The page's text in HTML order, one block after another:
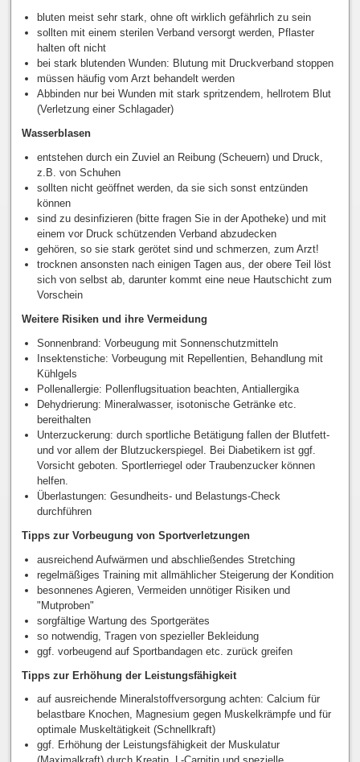
bluten meist sehr stark, ohne oft wirklich gefährlich zu sein
sollten mit einem sterilen Verband versorgt werden, Pflaster
halten oft nicht
bei stark blutenden Wunden: Blutung mit Druckverband stoppen
müssen häufig vom Arzt behandelt werden
Abbinden nur bei Wunden mit stark spritzendem, hellrotem Blut
(Verletzung einer Schlagader)
Wasserblasen
entstehen durch ein Zuviel an Reibung (Scheuern) und Druck,
z.B. von Schuhen
sollten nicht geöffnet werden, da sie sich sonst entzünden
können
sind zu desinfizieren (bitte fragen Sie in der Apotheke) und mit
einem vor Druck schützenden Verband abzudecken
gehören, so sie stark gerötet sind und schmerzen, zum Arzt!
trocknen ansonsten nach einigen Tagen aus, der obere Teil löst
sich von selbst ab, darunter kommt eine neue Hautschicht zum
Vorschein
Weitere Risiken und ihre Vermeidung
Sonnenbrand: Vorbeugung mit Sonnenschutzmitteln
Insektenstiche: Vorbeugung mit Repellentien, Behandlung mit
Kühlgels
Pollenallergie: Pollenflugsituation beachten, Antiallergika
Dehydrierung: Mineralwasser, isotonische Getränke etc.
bereithalten
Unterzuckerung: durch sportliche Betätigung fallen der Blutfett-
und vor allem der Blutzuckerspiegel. Bei Diabetikern ist ggf.
Vorsicht geboten. Sportlerriegel oder Traubenzucker können
helfen.
Überlastungen: Gesundheits- und Belastungs-Check
durchführen
Tipps zur Vorbeugung von Sportverletzungen
ausreichend Aufwärmen und abschließendes Stretching
regelmäßiges Training mit allmählicher Steigerung der Kondition
besonnenes Agieren, Vermeiden unnötiger Risiken und
"Mutproben"
sorgfältige Wartung des Sportgerätes
so notwendig, Tragen von spezieller Bekleidung
ggf. vorbeugend auf Sportbandagen etc. zurück greifen
Tipps zur Erhöhung der Leistungsfähigkeit
auf ausreichende Mineralstoffversorgung achten: Calcium für
belastbare Knochen, Magnesium gegen Muskelkrämpfe und für
optimale Muskeltätigkeit (Schnellkraft)
ggf. Erhöhung der Leistungsfähigkeit der Muskulatur